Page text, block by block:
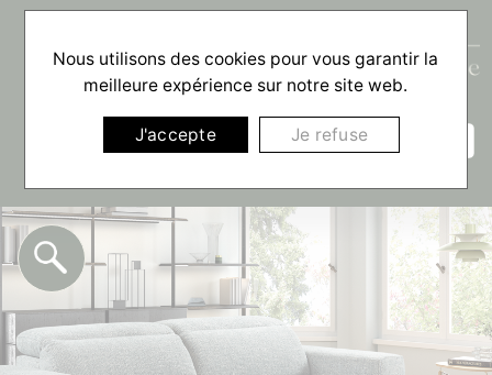
☰
Nous utilisons des cookies pour vous garantir la
meilleure expérience sur notre site web.
J'accepte Je refuse